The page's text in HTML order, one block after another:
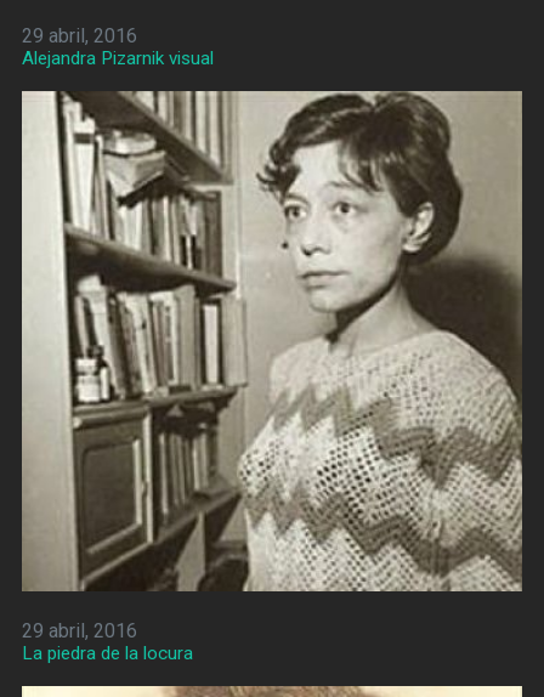
29 abril, 2016
Alejandra Pizarnik visual
29 abril, 2016
La piedra de la locura